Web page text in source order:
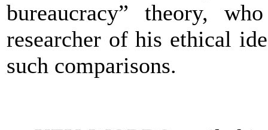
bureaucracy” theory,
researcher of his ethical
such comparisons.